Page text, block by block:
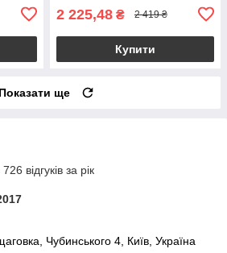
2 225,48 ₴ 2 419 ₴
Купити
Показати ще
відгуків за рік
Чубинського 4, Київ, Україна